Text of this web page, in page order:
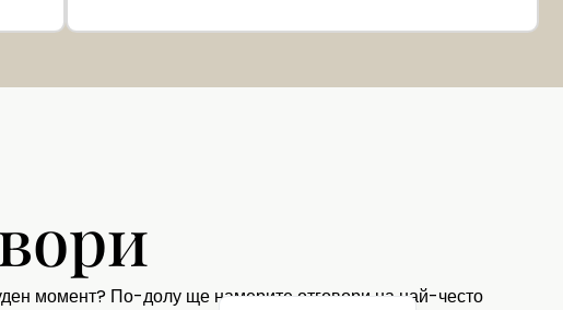
момент? По-долу ще намерите отговори на най-често
Nederlands
Dansk